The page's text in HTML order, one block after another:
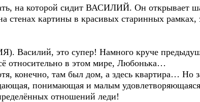
на которой сидит ВАСИЛИЙ. Он открывает
картины в красивых старинных рамках,
Василий, это супер! Намного круче
в этом мире, Любонька…
конечно, там был дом, а здесь квартира… Но
понимающая и малым удовлетворяющаяся
отношений леди!